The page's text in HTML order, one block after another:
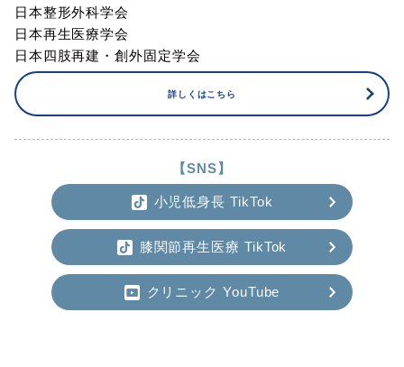
日本整形外科学会
日本再生医療学会
日本四肢再建・創外固定学会
詳しくはこちら
【SNS】
小児低身長 TikTok
膝関節再生医療 TikTok
クリニック YouTube